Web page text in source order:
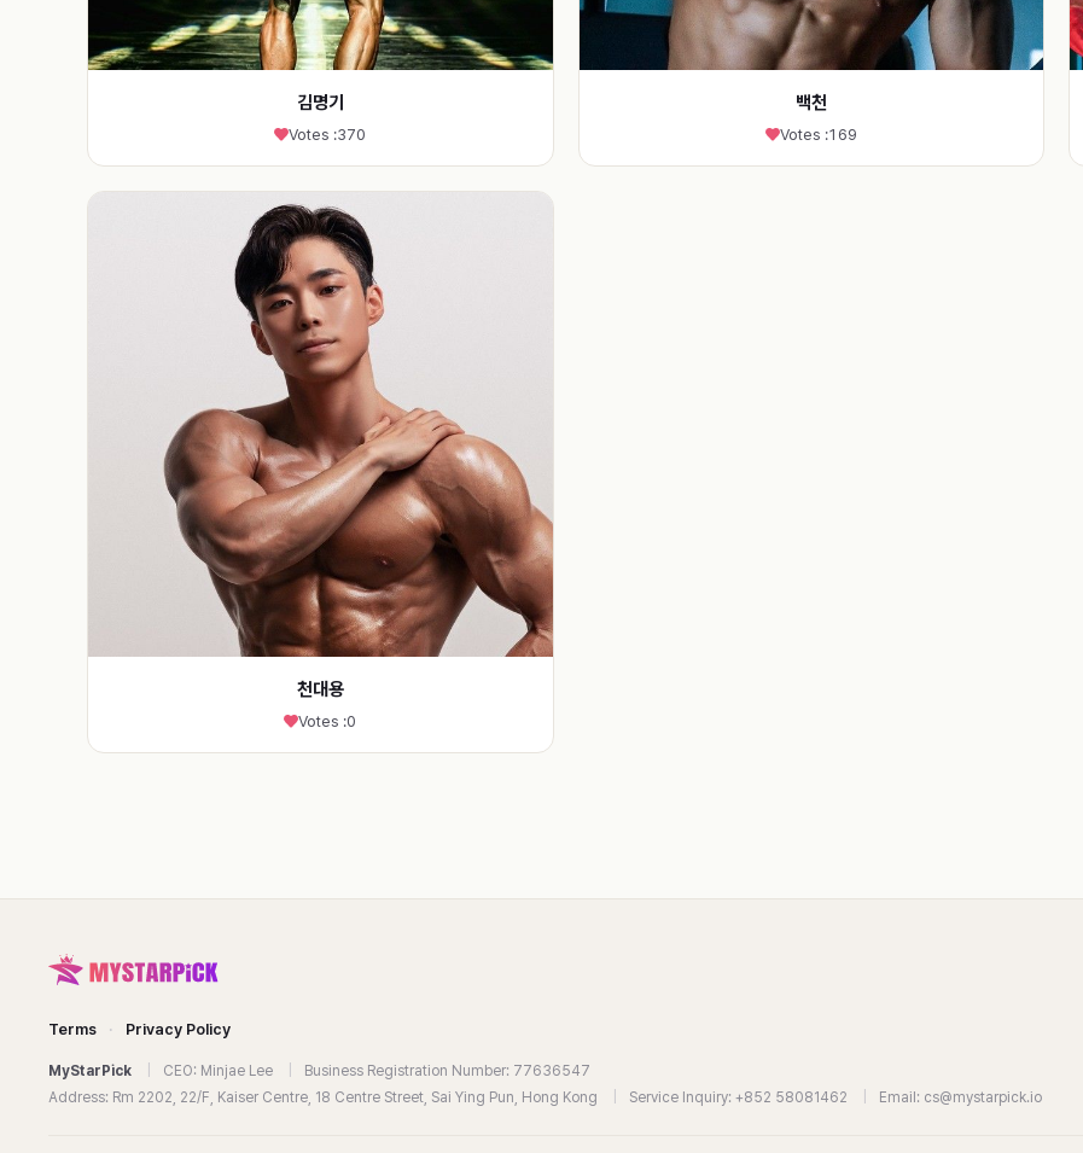
김명기
Votes :370
백천
Votes :169
천대용
Votes :0
Terms · Privacy Policy
MyStarPick CEO: Minjae Lee
Business Registration Number: 77636547
Address: Rm 2202, 22/F, Kaiser Centre, 18 Centre Street, Sai Ying Pun, Hong Kong
Service Inquiry: +852 58081462 Email: cs@mystarpick.io